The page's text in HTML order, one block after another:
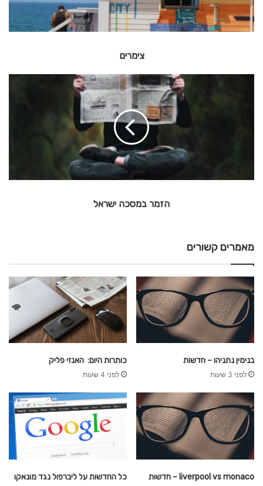
צימרים
ה
הזמר במסכה ישראל
מאמרים קשורים
בנימין נתניהו – חדשות
לפני 3 שעות
כותרות היום: האנזי פליק
לפני 4 שעות
liverpool vs monaco – חדשות כל החדשות על ליברפול נגד מונאקו